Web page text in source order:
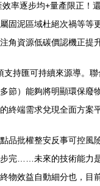
率逐步均+量產限正
固泥區域杜絕次禍等
角資源低碳價認機正
持匯可持續來源導。
）能夠將明顯環保
端需求兌現全面方案
品批權整安反事可控
完……未來的技術能力
物效益自動細分也，